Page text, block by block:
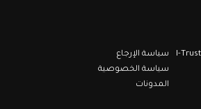
سياسة الإرجاع
سياسة الخصوصية
المدونات